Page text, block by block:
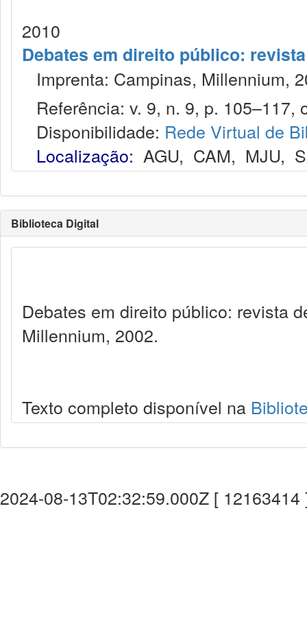
2010
Debates em direito público:
Imprenta: Campinas, Millennium,
Referência: v. 9, n. 9, p. 105–117,
Disponibilidade: Rede Virtual de
Localização: AGU, CAM, MJU,
Biblioteca Digital
Debates em direito público: revista
Millennium, 2002.
Texto completo disponível na
2024-08-13T02:32:59.000Z [ 12163414